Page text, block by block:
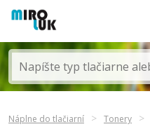
Náplne do tlačiarní Tonery